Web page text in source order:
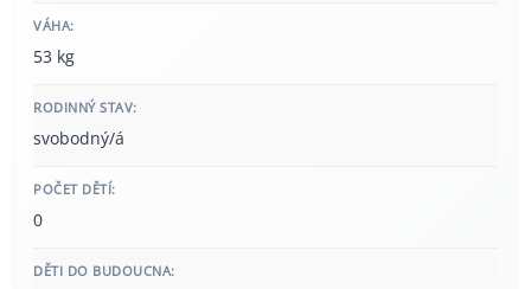
VÁHA:
53 kg
RODINNÝ STAV:
svobodný/á
POČET DĚTÍ:
0
DĚTI DO BUDOUCNA: